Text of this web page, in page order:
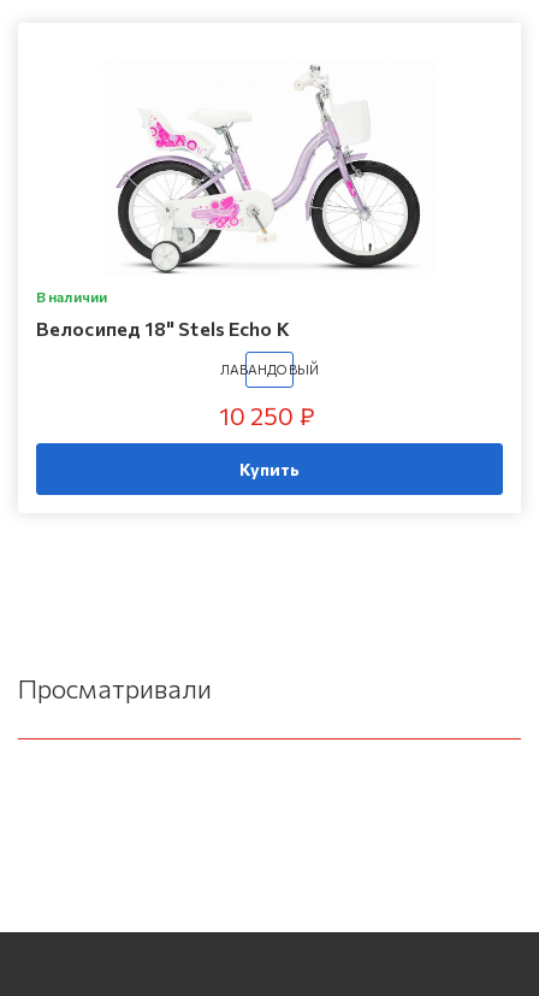
В наличии
Велосипед 18" Stels Echo K
ЛАВАНДОВЫЙ
10 250 ₽
Купить
Просматривали